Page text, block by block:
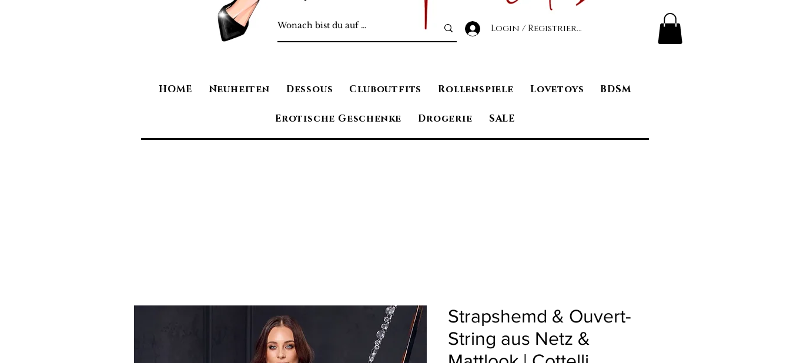
Login / Registrierung
HOME Neuheiten Dessous Cluboutfits Rollenspiele Lovetoys BDSM
Erotische Geschenke Drogerie SALE
Strapshemd & Ouvert-
String aus Netz &